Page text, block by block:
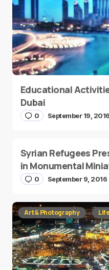
Educational
Dubai
0 September 19, 2016
Syrian Refugees
in Monumental
0 September 9, 2016
Art & Photography